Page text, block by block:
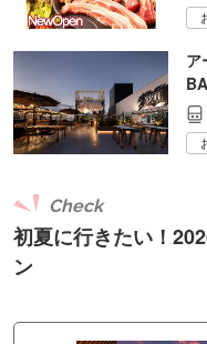
ア
初夏に行きたい！
ン
Check